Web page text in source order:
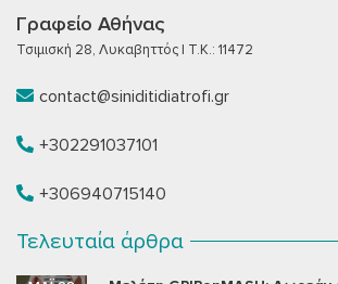
Γραφείο Αθήνας
Τσιμισκή 28, Λυκαβηττός | T.K.: 11472
contact@siniditidiatrofi.gr
+302291037101
+306940715140
Τελευταία άρθρα